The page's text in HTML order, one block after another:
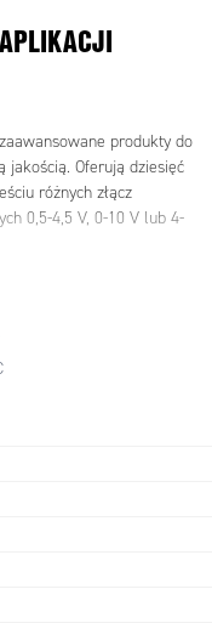
produkty do
jakością. Oferują dziesięć
różnych złącz
0,5-4,5 V, 0-10 V lub 4-
1.4305, Tytan